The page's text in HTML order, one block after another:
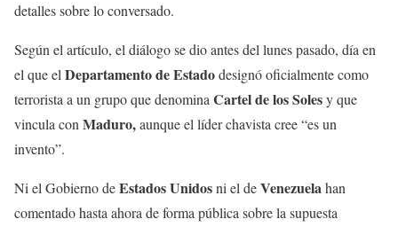
detalles sobre lo conversado.
Según el artículo, el diálogo se dio antes del lunes pasado, día en
el que el Departamento de Estadodesignó oficialmente como
terrorista a un grupo que denomina Cartel de los Solesy que
vincula con Maduro,aunque el líder chavista cree “es un
invento”.
Ni el Gobierno deEstados Unidosni el deVenezuelahan
comentado hasta ahora de forma pública sobre la supuesta